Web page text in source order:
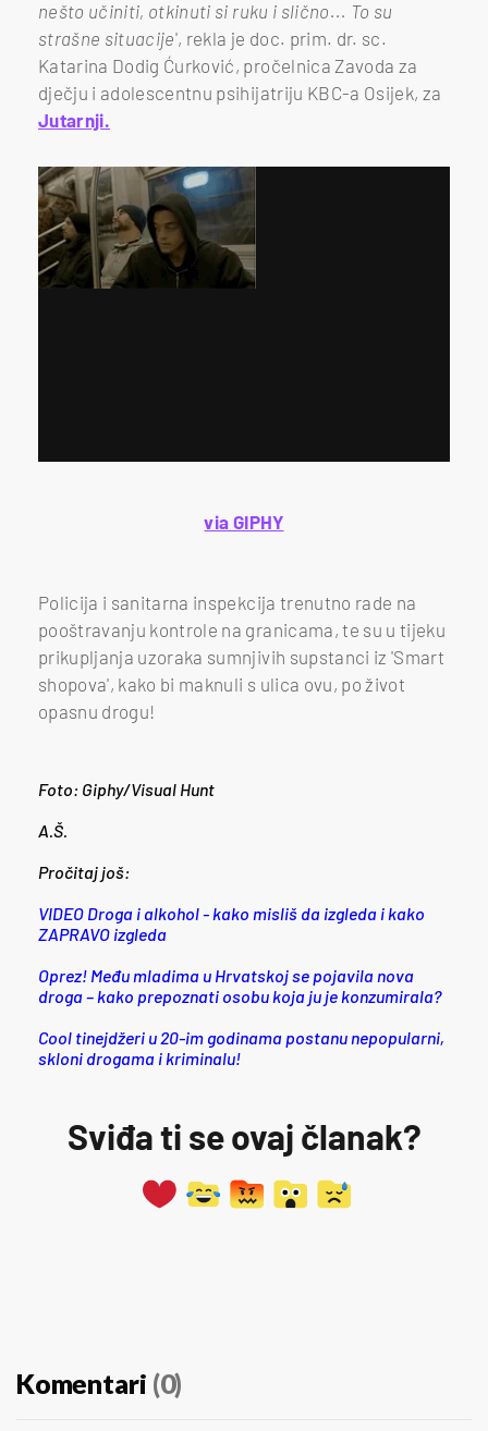
nešto učiniti, otkinuti si ruku i slično... To su
strašne situacije', rekla je doc. prim. dr. sc.
Katarina Dodig Ćurković, pročelnica Zavoda za
dječju i adolescentnu psihijatriju KBC-a Osijek, za
Jutarnji.
via GIPHY
Policija i sanitarna inspekcija trenutno rade na
pooštravanju kontrole na granicama, te su u tijeku
prikupljanja uzoraka sumnjivih supstanci iz 'Smart
shopova', kako bi maknuli s ulica ovu, po život
opasnu drogu!
Foto: Giphy/Visual Hunt
A.Š.
Pročitaj još:
VIDEO Droga i alkohol - kako misliš da izgleda i kako
ZAPRAVO izgleda
Oprez! Među mladima u Hrvatskoj se pojavila nova
droga – kako prepoznati osobu koja ju je konzumirala?
Cool tinejdžeri u 20-im godinama postanu nepopularni,
skloni drogama i kriminalu!
Sviđa ti se ovaj članak?
Komentari (0)